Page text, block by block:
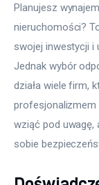
Remont
Meble
Więcej
Planujesz
nieruchomości?
swojej inwestycji i
Jednak wybór
działa wiele firm,
profesjonalizmem
wziąć pod
sobie